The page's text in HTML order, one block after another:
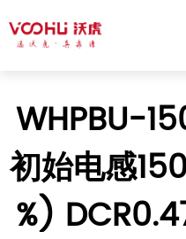
WHPBU-
初始电感
%)